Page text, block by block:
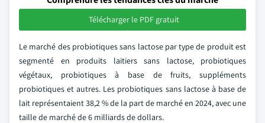
Télécharger le PDF gratuit
Le marché des probiotiques sans lactose par type de produit est
segmenté en produits laitiers sans lactose, probiotiques
végétaux, probiotiques à base de fruits, suppléments
probiotiques et autres. Les probiotiques sans lactose à base de
lait représentaient 38,2 % de la part de marché en 2024, avec une
taille de marché de 6 milliards de dollars.